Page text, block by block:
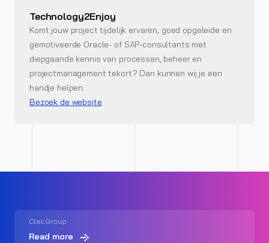
Technology2Enjoy
Komt jouw project tijdelijk ervaren, goed opgeleide en
gemotiveerde Oracle- of SAP-consultants met
diepgaande kennis van processen, beheer en
projectmanagement tekort? Dan kunnen wij je een
handje helpen.
Bezoek de website
Ctac Group
Read more